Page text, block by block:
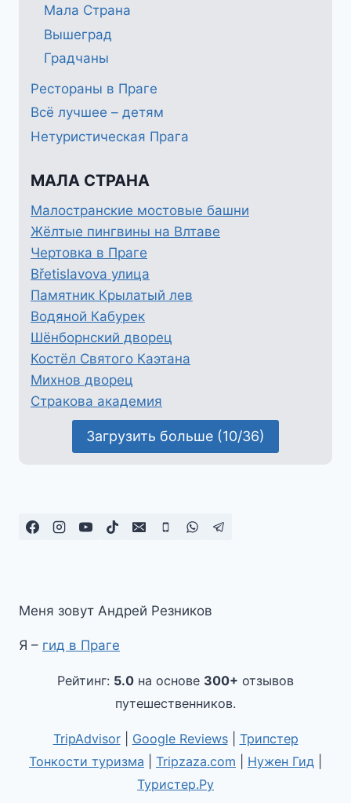
Мала Страна
Вышеград
Градчаны
Рестораны в Праге
Всё лучшее – детям
Нетуристическая Прага
МАЛА СТРАНА
Малостранские мостовые башни
Жёлтые пингвины на Влтаве
Чертовка в Праге
Břetislavova улица
Памятник Крылатый лев
Водяной Кабурек
Шёнборнский дворец
Костёл Святого Каэтана
Михнов дворец
Стракова академия
Загрузить больше (10/36)
Меня зовут Андрей Резников
Я – гид в Праге
Рейтинг: 5.0 на основе 300+ отзывов
путешественников.
TripAdvisor| Google Reviews| Трипстер
Тонкости туризма
Tripzaza.com Нужен Гид
Туристер.Ру